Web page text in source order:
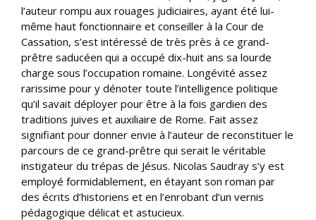
l’auteur rompu aux rouages judiciaires, ayant été lui-
même haut fonctionnaire et conseiller à la Cour de
Cassation, s’est intéressé de très près à ce grand-
prêtre saducéen qui a occupé dix-huit ans sa lourde
charge sous l’occupation romaine. Longévité assez
rarissime pour y dénoter toute l’intelligence politique
qu’il savait déployer pour être à la fois gardien des
traditions juives et auxiliaire de Rome. Fait assez
signifiant pour donner envie à l’auteur de reconstituer le
parcours de ce grand-prêtre qui serait le véritable
instigateur du trépas de Jésus. Nicolas Saudray s’y est
employé formidablement, en étayant son roman par
des écrits d’historiens et en l’enrobant d’un vernis
pédagogique délicat et astucieux.